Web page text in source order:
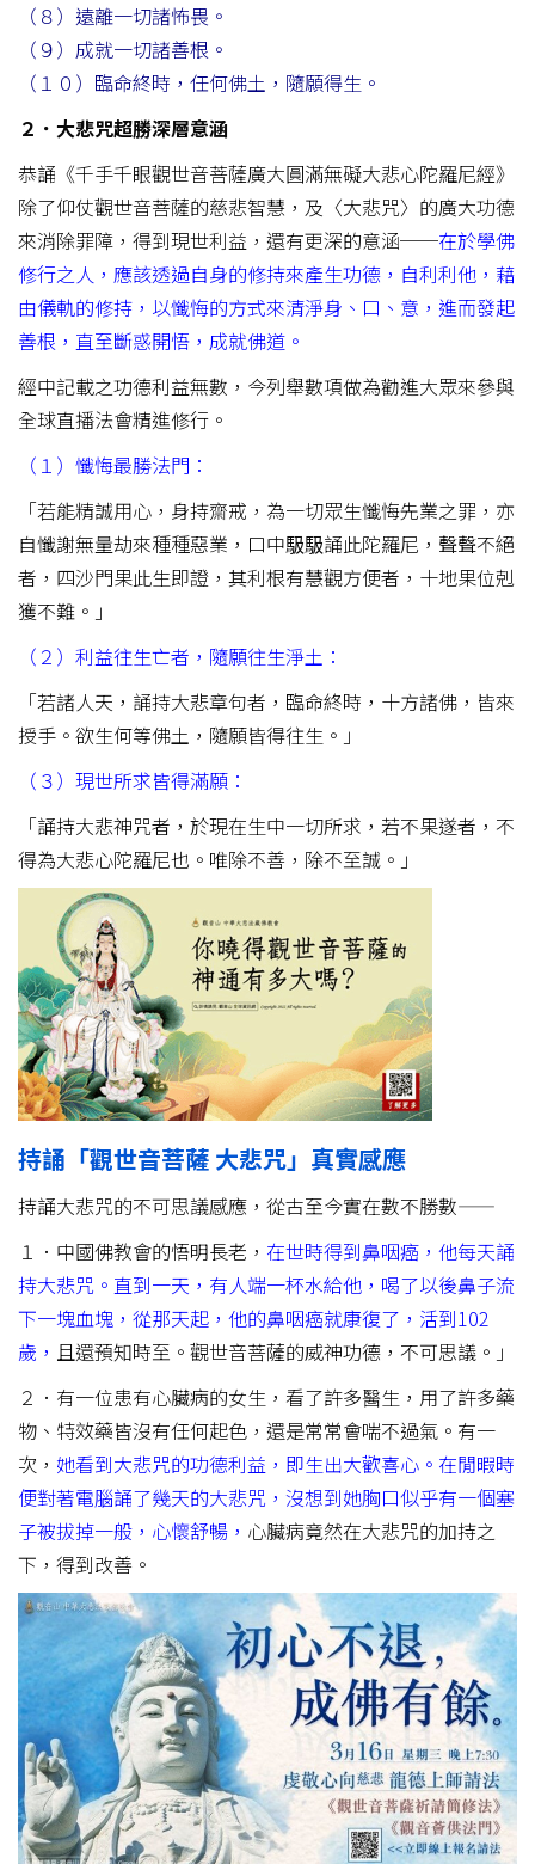
（８）遠離一切諸怖畏。
（９）成就一切諸善根。
（１０）臨命終時，任何佛土，隨願得生。
２．大悲咒超勝深層意涵
恭誦《千手千眼觀世音菩薩廣大圓滿無礙大悲心陀羅尼經》
除了仰仗觀世音菩薩的慈悲智慧，及〈大悲咒〉的廣大功德
來消除罪障，得到現世利益，還有更深的意涵──在於學佛
修行之人，應該透過自身的修持來產生功德，自利利他，藉
由儀軌的修持，以懺悔的方式來清淨身、口、意，進而發起
善根，直至斷惑開悟，成就佛道。
經中記載之功德利益無數，今列舉數項做為勸進大眾來參與
全球直播法會精進修行。
（１）懺悔最勝法門：
「若能精誠用心，身持齋戒，為一切眾生懺悔先業之罪，亦
自懺謝無量劫來種種惡業，口中馺馺誦此陀羅尼，聲聲不絕
者，四沙門果此生即證，其利根有慧觀方便者，十地果位剋
獲不難。」
（２）利益往生亡者，隨願往生淨土：
「若諸人天，誦持大悲章句者，臨命終時，十方諸佛，皆來
授手。欲生何等佛土，隨願皆得往生。」
（３）現世所求皆得滿願：
「誦持大悲神咒者，於現在生中一切所求，若不果遂者，不
得為大悲心陀羅尼也。唯除不善，除不至誠。」
持誦「觀世音菩薩 大悲咒」真實感應
持誦大悲咒的不可思議感應，從古至今實在數不勝數——
１．中國佛教會的悟明長老， 在世時得到鼻咽癌，他每天誦
持大悲咒。直到一天，有人端一杯水給他，喝了以後鼻子流
下一塊血塊，從那天起，他的鼻咽癌就康復了，活到102
歲， 且還預知時至。觀世音菩薩的威神功德，不可思議。」
２．有一位患有心臟病的女生，看了許多醫生，用了許多藥
物、特效藥皆沒有任何起色，還是常常會喘不過氣。有一
次， 她看到大悲咒的功德利益，即生出大歡喜心。在閒暇時
便對著電腦誦了幾天的大悲咒，沒想到她胸口似乎有一個塞
子被拔掉一般，心懷舒暢， 心臟病竟然在大悲咒的加持之
下，得到改善。